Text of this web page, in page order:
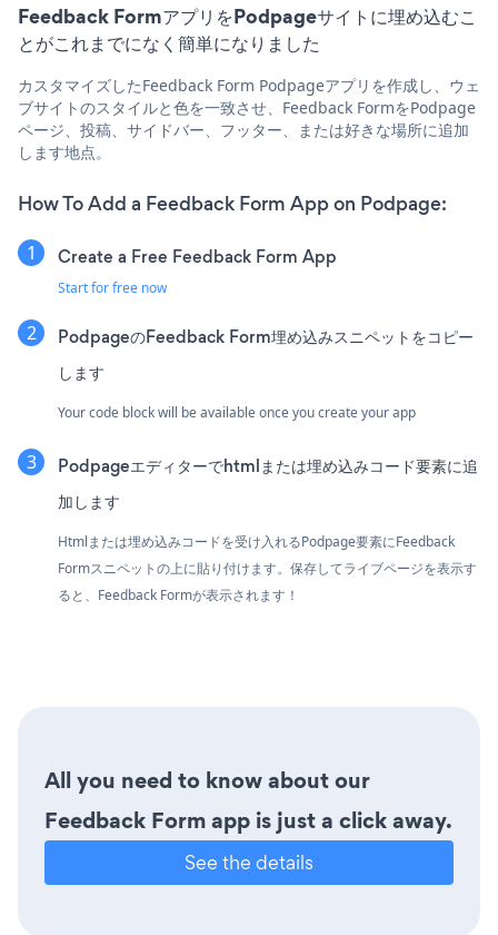
Feedback FormアプリをPodpageサイトに埋め込むこ
とがこれまでになく簡単になりました
カスタマイズしたFeedback Form Podpageアプリを作成し、ウェ
ブサイトのスタイルと色を一致させ、Feedback FormをPodpage
ページ、投稿、サイドバー、フッター、または好きな場所に追加
します地点。
How To Add a Feedback Form App on Podpage:
Create a Free Feedback Form App
Start for free now
PodpageのFeedback Form埋め込みスニペットをコピー
します
Your code block will be available once you create your app
Podpageエディターでhtmlまたは埋め込みコード要素に追
加します
Htmlまたは埋め込みコードを受け入れるPodpage要素にFeedback
Formスニペットの上に貼り付けます。保存してライブページを表示す
ると、Feedback Formが表示されます！
All you need to know about our
Feedback Form app is just a click away.
See the details